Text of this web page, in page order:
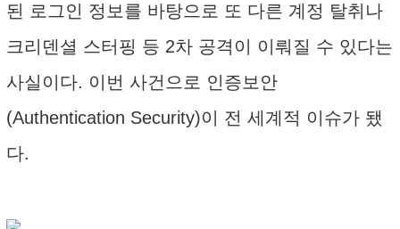
된 로그인 정보를 바탕으로 또 다른 계정 탈취나
크리덴셜 스터핑 등 2차 공격이 이뤄질 수 있다는
사실이다. 이번 사건으로 인증보안
(Authentication Security)이 전 세계적 이슈가 됐
다.